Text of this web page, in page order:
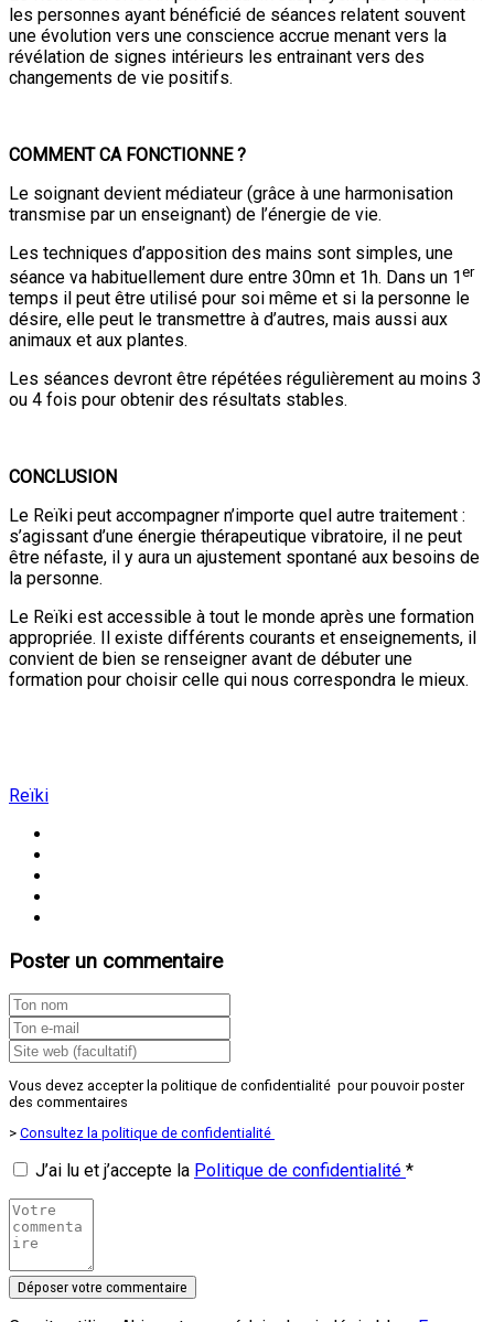
les personnes ayant bénéficié de séances relatent souvent
une évolution vers une conscience accrue menant vers la
révélation de signes intérieurs les entrainant vers des
changements de vie positifs.
COMMENT CA FONCTIONNE ?
Le soignant devient médiateur (grâce à une harmonisation
transmise par un enseignant) de l’énergie de vie.
Les techniques d’apposition des mains sont simples, une
séance va habituellement dure entre 30mn et 1h. Dans un 1er
temps il peut être utilisé pour soi même et si la personne le
désire, elle peut le transmettre à d’autres, mais aussi aux
animaux et aux plantes.
Les séances devront être répétées régulièrement au moins 3
ou 4 fois pour obtenir des résultats stables.
CONCLUSION
Le Reïki peut accompagner n’importe quel autre traitement :
s’agissant d’une énergie thérapeutique vibratoire, il ne peut
être néfaste, il y aura un ajustement spontané aux besoins de
la personne.
Le Reïki est accessible à tout le monde après une formation
appropriée. Il existe différents courants et enseignements, il
convient de bien se renseigner avant de débuter une
formation pour choisir celle qui nous correspondra le mieux.
Reïki
Poster un commentaire
Vous devez accepter la politique de confidentialité pour pouvoir poster
des commentaires
> Consultez la politique de confidentialité
J’ai lu et j’accepte la Politique de confidentialité *